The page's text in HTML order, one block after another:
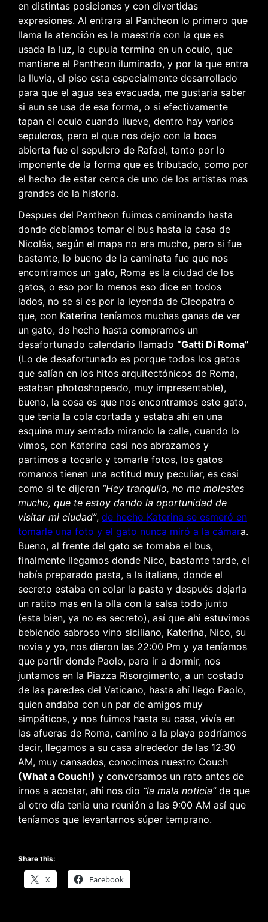
en distintas posiciones y con divertidas
expresiones. Al entrara al Pantheon lo primero que
llama la atención es la maestría con la que es
usada la luz, la cupula termina en un oculo, que
mantiene el Pantheon iluminado, y por la que entra
la lluvia, el piso esta especialmente desarrollado
para que el agua sea evacuada, me gustaria saber
si aun se usa de esa forma, o si efectivamente
tapan el oculo cuando llueve, dentro hay varios
sepulcros, pero el que nos dejo con la boca
abierta fue el sepulcro de Rafael, tanto por lo
imponente de la forma que es tributado, como por
el hecho de estar cerca de uno de los artistas mas
grandes de la historia.
Despues del Pantheon fuimos caminando hasta
donde debíamos tomar el bus hasta la casa de
Nicolás, según el mapa no era mucho, pero si fue
bastante, lo bueno de la caminata fue que nos
encontramos un gato, Roma es la ciudad de los
gatos, o eso por lo menos eso dice en todos
lados, no se si es por la leyenda de Cleopatra o
que, con Katerina teníamos muchas ganas de ver
un gato, de hecho hasta compramos un
desafortunado calendario llamado “Gatti Di Roma”
(Lo de desafortunado es porque todos los gatos
que salían en los hitos arquitectónicos de Roma,
estaban photoshopeado, muy impresentable),
bueno, la cosa es que nos encontramos este gato,
que tenia la cola cortada y estaba ahi en una
esquina muy sentado mirando la calle, cuando lo
vimos, con Katerina casi nos abrazamos y
partimos a tocarlo y tomarle fotos, los gatos
romanos tienen una actitud muy peculiar, es casi
como si te dijeran “Hey tranquilo, no me molestes
mucho, que te estoy dando la oportunidad de
visitar mi ciudad”, de hecho Katerina se esmeró en
tomarle una foto y el gato nunca miró a la cámara.
Bueno, al frente del gato se tomaba el bus,
finalmente llegamos donde Nico, bastante tarde, el
había preparado pasta, a la italiana, donde el
secreto estaba en colar la pasta y después dejarla
un ratito mas en la olla con la salsa todo junto
(esta bien, ya no es secreto), así que ahi estuvimos
bebiendo sabroso vino siciliano, Katerina, Nico, su
novia y yo, nos dieron las 22:00 Pm y ya teníamos
que partir donde Paolo, para ir a dormir, nos
juntamos en la Piazza Risorgimento, a un costado
de las paredes del Vaticano, hasta ahí llego Paolo,
quien andaba con un par de amigos muy
simpáticos, y nos fuimos hasta su casa, vivía en
las afueras de Roma, camino a la playa podríamos
decir, llegamos a su casa alrededor de las 12:30
AM, muy cansados, conocimos nuestro Couch
(What a Couch!) y conversamos un rato antes de
irnos a acostar, ahí nos dio “la mala noticia”de que
al otro día tenia una reunión a las 9:00 AM así que
teníamos que levantarnos súper temprano.
Share this:
X Facebook